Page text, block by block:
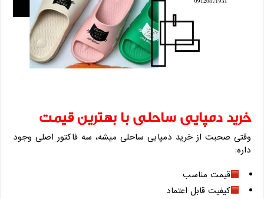
خرید دمپایی ساحلی با بهترین قیمت
وقتی صحبت از خرید دمپایی ساحلی میشه، سه فاکتور اصلی وجود
داره:
قیمت مناسب
کیفیت قابل اعتماد